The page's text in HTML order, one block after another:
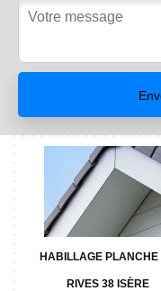
HABILLAGE PLANCHE
RIVES 38 ISÈRE